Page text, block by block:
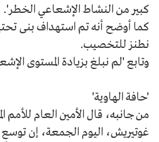
كبير من النشاط الإشعاعي الخطر'.
كما أوضح أنه تم استهداف بنى
نطنز للتخصيب.
وتابع 'لم نبلغ بزيادة المستوى
'حافة الهاوية'
من جانبه، قال الأمين العام للأمم
غوتيريش، اليوم الجمعة، إن توسع